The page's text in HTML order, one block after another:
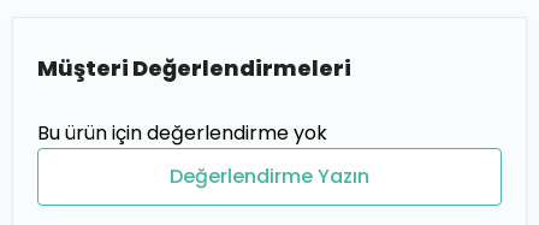
Müşteri Değerlendirmeleri
Bu ürün için değerlendirme yok
Değerlendirme Yazın